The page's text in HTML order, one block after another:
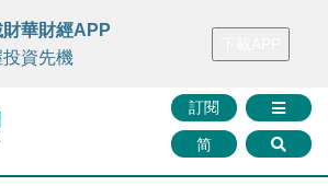
FINTV FINMETA 財華證券 媒體矩陣
訂閱
简
財華財經APP
資先機